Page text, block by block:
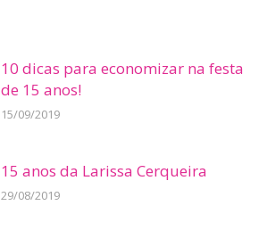
10 dicas para economizar na festa
de 15 anos!
15/09/2019
15 anos da Larissa Cerqueira
29/08/2019